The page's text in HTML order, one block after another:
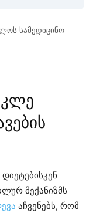
სამედიცინო
მექანიზმს
აჩვენებს, რომ